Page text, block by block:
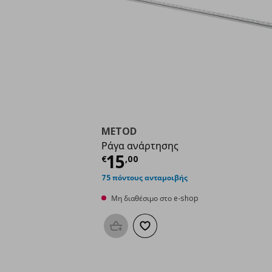
METOD
Ράγα ανάρτησης
€15,00
Τρέχουσα τιμή
75 πόντους ανταμοιβής
Μη διαθέσιμο στο e-shop
Προσθήκη στο καλάθι
Προσθήκη στα αγαπημένα